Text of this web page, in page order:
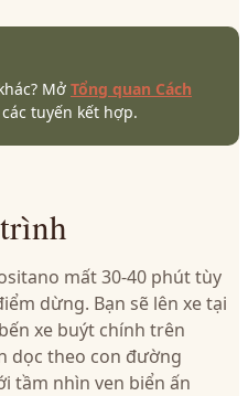
Mở Tổng quan Cách
tuyến kết hợp.
mất 30-40 phút tùy
dừng. Bạn sẽ lên xe tại
xe buýt chính trên
dọc theo con đường
tầm nhìn ven biển ấn